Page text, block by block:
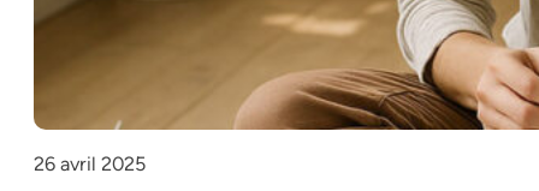
26 avril 2025